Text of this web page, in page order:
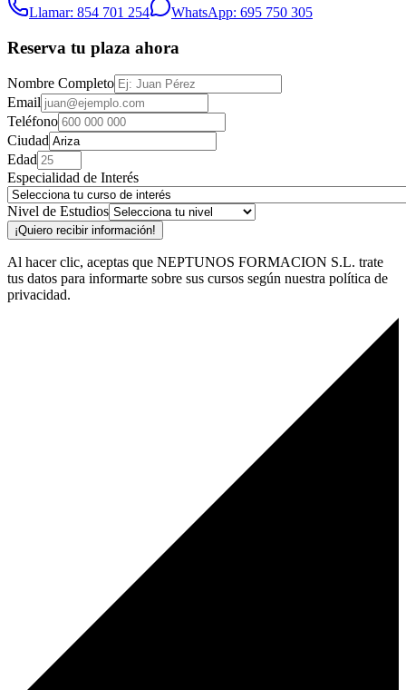
Llamar: 854 701 254
WhatsApp: 695 750 305
Reserva tu plaza ahora
Nombre Completo
Email
Teléfono
Ciudad
Edad
Especialidad de Interés
Nivel de Estudios
¡Quiero recibir información!
Al hacer clic, aceptas que NEPTUNOS FORMACION S.L. trate
tus datos para informarte sobre sus cursos según nuestra política de
privacidad.